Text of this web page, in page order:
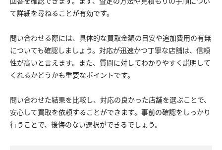
て詳細を尋ねることが有効です。
問い合わせる際には、具体的な買取金額の目安や追加費用の有無
についても確認しましょう。対応が迅速かつ丁寧な店舗は、信頼
性が高いと言えます。また、質問に対してわかりやすく説明して
くれるかどうかも重要なポイントです。
問い合わせた結果を比較し、対応の良かった店舗を選ぶことで、
安心して買取を依頼することができます。事前の確認をしっかり
行うことで、後悔のない選択ができるでしょう。